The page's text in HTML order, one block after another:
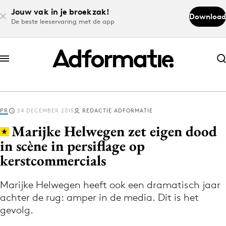
Jouw vak in je broekzak!
De beste leeservaring met de app
Download
Abonneer nu
Abonneer nu
Log in
Download de app
Volg het laatste nieuws via de Adformatie
Nieuws app
PR 24 DECEMBER 2015 REDACTIE ADFORMATIE
Marijke Helwegen zet eigen dood
in scène in persiflage op
kerstcommercials
Marijke Helwegen heeft ook een dramatisch jaar
achter de rug: amper in de media. Dit is het
gevolg.